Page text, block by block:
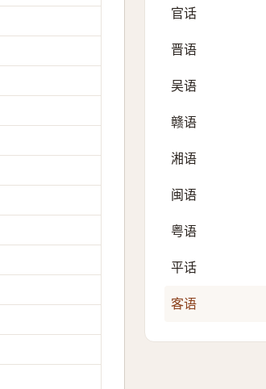
官话
晋语
吴语
赣语
湘语
闽语
粤语
平话
客语